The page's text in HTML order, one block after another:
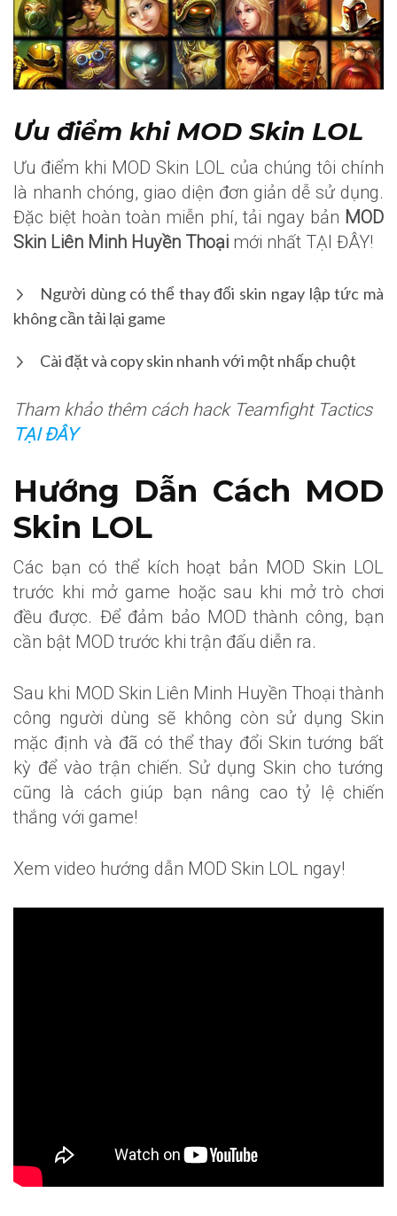
Ưu điểm khi MOD Skin LOL
Ưu điểm khi MOD Skin LOL của chúng tôi chính
là nhanh chóng, giao diện đơn giản dễ sử dụng.
Đặc biệt hoàn toàn miễn phí, tải ngay bản MOD
Skin Liên Minh Huyền Thoại mới nhất TẠI ĐÂY!
Người dùng có thể thay đổi skin ngay lập tức mà
không cần tải lại game
Cài đặt và copy skin nhanh với một nhấp chuột
Tham khảo thêm cách hack Teamfight Tactics
TẠI ĐÂY
Hướng Dẫn Cách MOD
Skin LOL
Các bạn có thể kích hoạt bản MOD Skin LOL
trước khi mở game hoặc sau khi mở trò chơi
đều được. Để đảm bảo MOD thành công, bạn
cần bật MOD trước khi trận đấu diễn ra.
Sau khi MOD Skin Liên Minh Huyền Thoại thành
công người dùng sẽ không còn sử dụng Skin
mặc định và đã có thể thay đổi Skin tướng bất
kỳ để vào trận chiến. Sử dụng Skin cho tướng
cũng là cách giúp bạn nâng cao tỷ lệ chiến
thắng với game!
Xem video hướng dẫn MOD Skin LOL ngay!